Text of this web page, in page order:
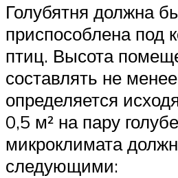
Голубятня должна
приспособлена под
птиц. Высота
составлять не
определяется
0,5 м² на пару
микроклимата
следующими: